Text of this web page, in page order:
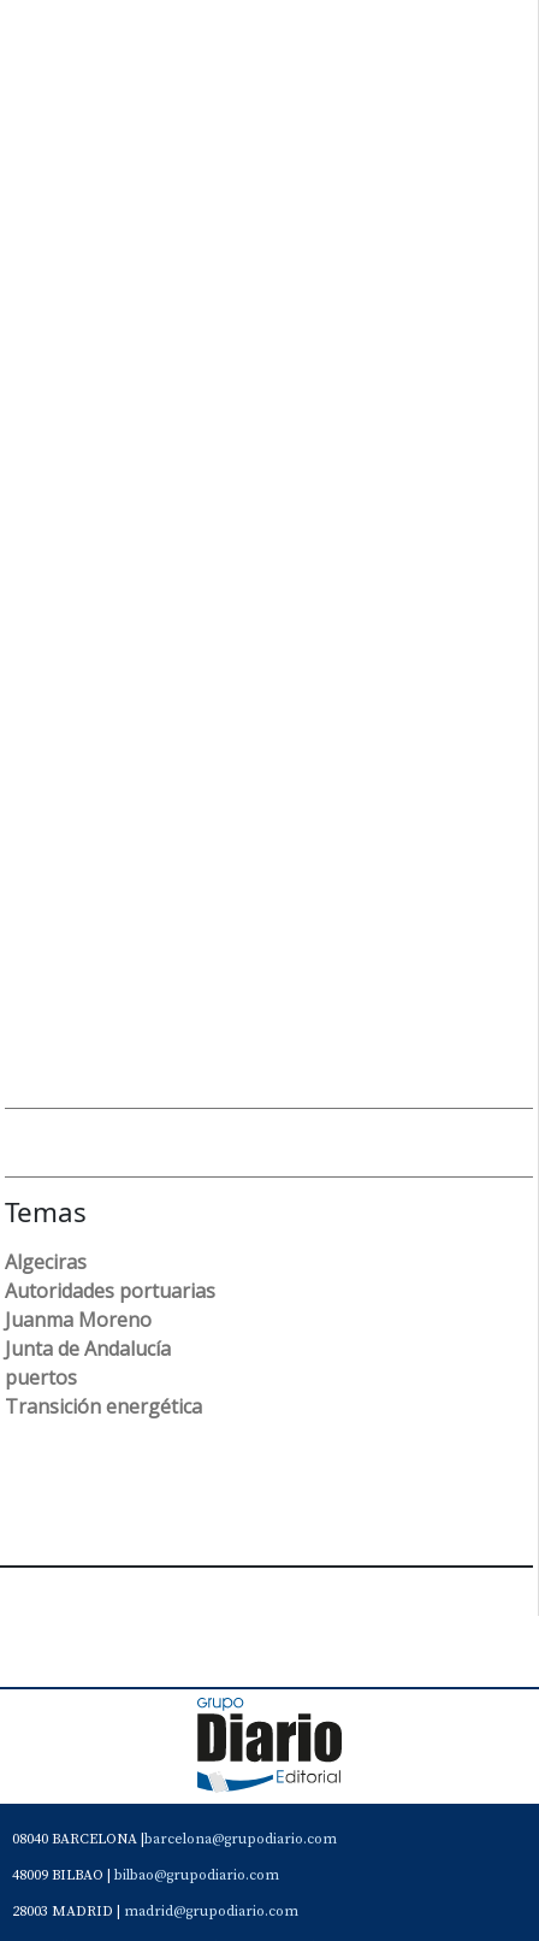
Temas
Algeciras
Autoridades portuarias
Juanma Moreno
Junta de Andalucía
puertos
Transición energética
08040 BARCELONA | barcelona@grupodiario.com
48009 BILBAO | bilbao@grupodiario.com
28003 MADRID | madrid@grupodiario.com